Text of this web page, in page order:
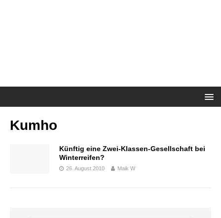
Kumho
Künftig eine Zwei-Klassen-Gesellschaft bei
Winterreifen?
26. August 2010 Maik W